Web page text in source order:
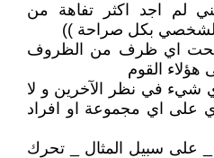
لم اجد اكثر تفاهة من
الشخصي بكل صراحة ))
تحت اي ظرف من الظروف
القوم
شيء في نظر الآخرين و لا
اي مجموعة او افراد
_ على سبيل المثال _ تحرك